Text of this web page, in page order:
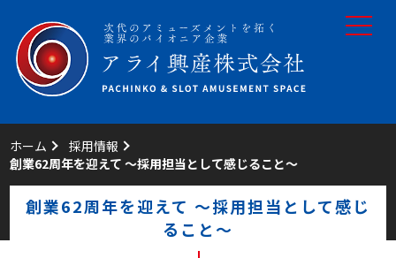
toggle
ホーム
採用情報
創業62周年を迎えて ～採用担当として感じること～
創業62周年を迎えて ～採用担当として感じ
ること～